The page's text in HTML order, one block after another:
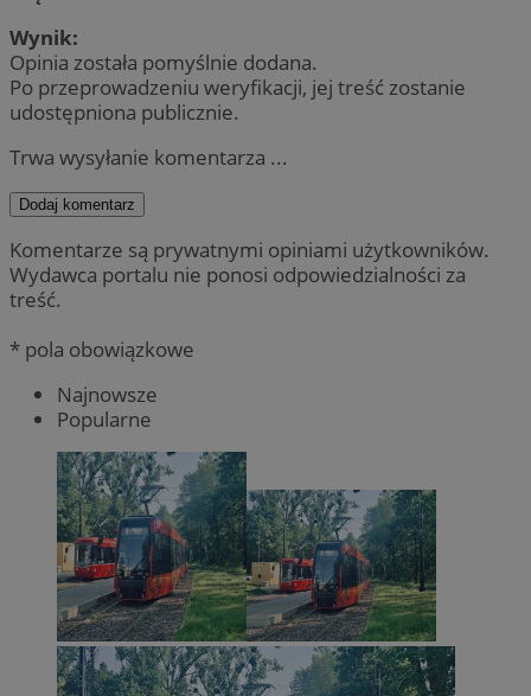
Wynik:
Opinia została pomyślnie dodana.
Po przeprowadzeniu weryfikacji, jej treść zostanie
udostępniona publicznie.
Trwa wysyłanie komentarza ...
Dodaj komentarz
Komentarze są prywatnymi opiniami użytkowników.
Wydawca portalu nie ponosi odpowiedzialności za
treść.
* pola obowiązkowe
Najnowsze
Popularne